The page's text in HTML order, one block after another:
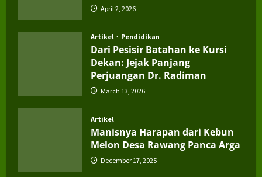
April 2, 2026
Artikel Pendidikan
Dari Pesisir Batahan ke Kursi
Dekan: Jejak Panjang
Perjuangan Dr. Radiman
March 13, 2026
Artikel
Manisnya Harapan dari Kebun
Melon Desa Rawang Panca Arga
December 17, 2025